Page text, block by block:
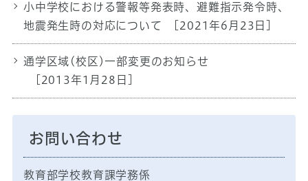
小中学校における警報等発表時、避難指示発令時、
地震発生時の対応について
[2021年6月23日]
通学区域(校区)一部変更のお知らせ
[2013年1月28日]
お問い合わせ
教育部学校教育課学務係